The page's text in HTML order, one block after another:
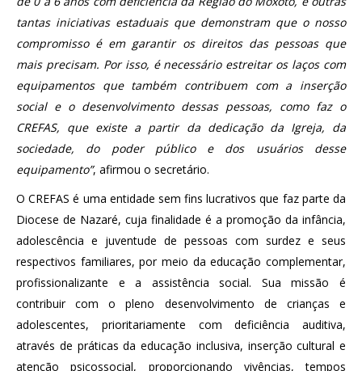
tantas iniciativas estaduais que demonstram que o nosso
compromisso é em garantir os direitos das pessoas que
mais precisam. Por isso, é necessário estreitar os laços com
equipamentos que também contribuem com a inserção
social e o desenvolvimento dessas pessoas, como faz o
CREFAS, que existe a partir da dedicação da Igreja, da
sociedade, do poder público e dos usuários desse
equipamento”, afirmou o secretário.
O CREFAS é uma entidade sem fins lucrativos que faz parte da
Diocese de Nazaré, cuja finalidade é a promoção da infância,
adolescência e juventude de pessoas com surdez e seus
respectivos familiares, por meio da educação complementar,
profissionalizante e a assistência social. Sua missão é
contribuir com o pleno desenvolvimento de crianças e
adolescentes, prioritariamente com deficiência auditiva,
através de práticas da educação inclusiva, inserção cultural e
atenção psicossocial, proporcionando vivências, tempos